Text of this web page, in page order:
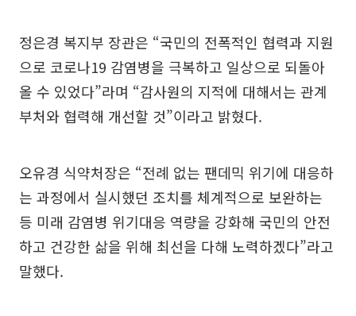
정은경 복지부 장관은 “국민의 전폭적인 협력과 지원
으로 코로나19 감염병을 극복하고 일상으로 되돌아
올 수 있었다”라며 “감사원의 지적에 대해서는 관계
부처와 협력해 개선할 것”이라고 밝혔다.
오유경 식약처장은 “전례 없는 팬데믹 위기에 대응하
는 과정에서 실시했던 조치를 체계적으로 보완하는
등 미래 감염병 위기대응 역량을 강화해 국민의 안전
하고 건강한 삶을 위해 최선을 다해 노력하겠다”라고
말했다.